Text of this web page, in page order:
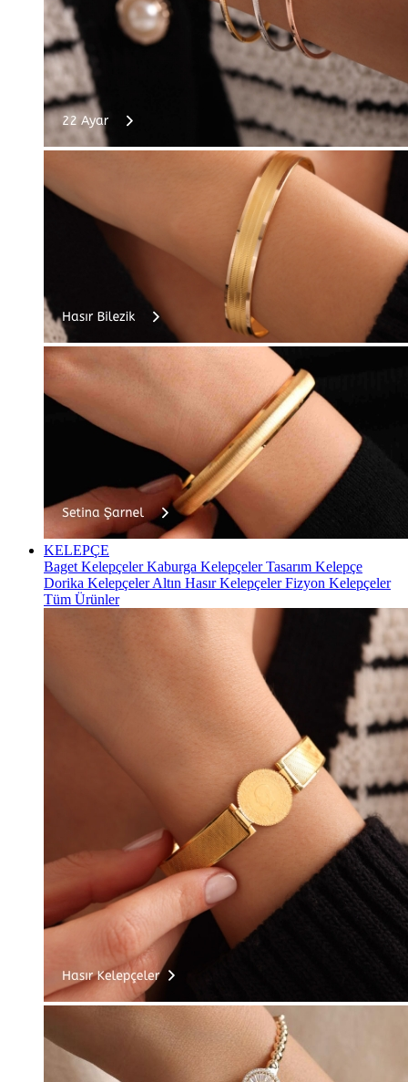
KELEPÇE
Baget KelepçelerKaburga KelepçelerTasarım Kelepçe
Dorika KelepçelerAltın Hasır KelepçelerFizyon Kelepçeler
Tüm Ürünler